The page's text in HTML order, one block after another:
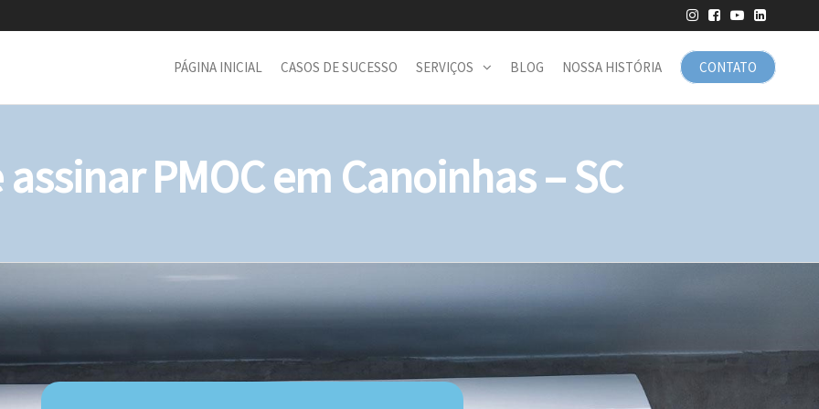
CONTATO
PÁGINA INICIAL CASOS DE SUCESSO SERVIÇOS BLOG NOSSA HISTÓRIA
PMOC em Canoinhas – SC